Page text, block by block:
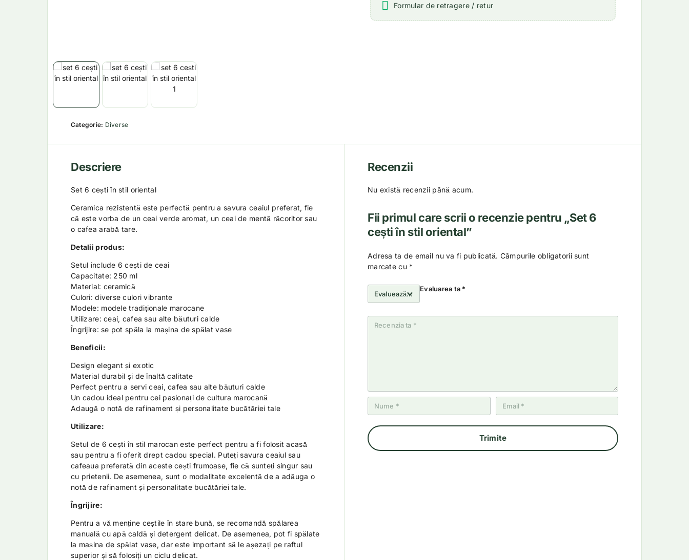
Categorie: Diverse
Formular de retragere / retur
Descriere
Set 6 cești în stil oriental
Ceramica rezistentă este perfectă pentru a savura ceaiul preferat, fie
că este vorba de un ceai verde aromat, un ceai de mentă răcoritor sau
o cafea arabă tare.
Detalii produs:
Setul include 6 cești de ceai
Capacitate: 250 ml
Material: ceramică
Culori: diverse culori vibrante
Modele: modele tradiționale marocane
Utilizare: ceai, cafea sau alte băuturi calde
Îngrijire: se pot spăla la mașina de spălat vase
Beneficii:
Design elegant și exotic
Material durabil și de înaltă calitate
Perfect pentru a servi ceai, cafea sau alte băuturi calde
Un cadou ideal pentru cei pasionați de cultura marocană
Adaugă o notă de rafinament și personalitate bucătăriei tale
Utilizare:
Setul de 6 cești în stil marocan este perfect pentru a fi folosit acasă
sau pentru a fi oferit drept cadou special. Puteți savura ceaiul sau
cafeaua preferată din aceste cești frumoase, fie că sunteți singur sau
cu prietenii. De asemenea, sunt o modalitate excelentă de a adăuga o
notă de rafinament și personalitate bucătăriei tale.
Îngrijire:
Pentru a vă menține ceștile în stare bună, se recomandă spălarea
manuală cu apă caldă și detergent delicat. De asemenea, pot fi spălate
la mașina de spălat vase, dar este important să le așezați pe raftul
superior și să folosiți un ciclu delicat.
Recenzii
Nu există recenzii până acum.
Fii primul care scrii o recenzie pentru „Set 6
cești în stil oriental”
Adresa ta de email nu va fi publicată. Câmpurile obligatorii sunt
marcate cu *
Evaluarea ta *